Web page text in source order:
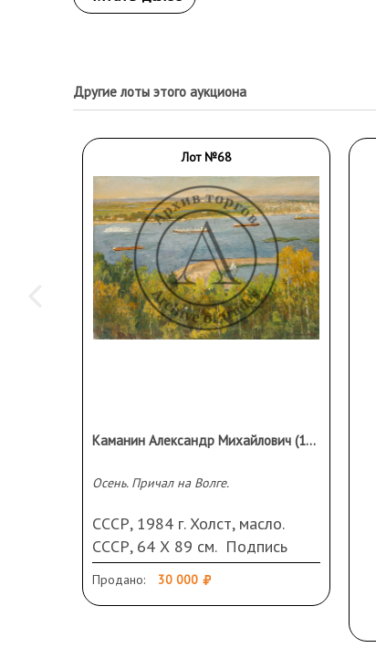
Другие лоты этого аукциона
Лот №68
Каманин Александр Михайлович (1905-1989 гг.)
Осень. Причал на Волге.
СССР, 1984 г. Холст, масло.
СССР, 64 Х 89 см. Подпись
справа внизу.
Продано: 30 000